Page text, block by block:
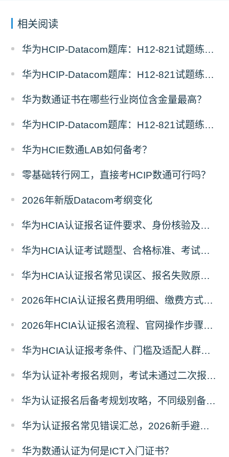
相关阅读
华为HCIP-Datacom题库：H12-821试题练习（3）
华为HCIP-Datacom题库：H12-821试题练习（2）
华为数通证书在哪些行业岗位含金量最高？
华为HCIP-Datacom题库：H12-821试题练习（1）
华为HCIE数通LAB如何备考？
零基础转行网工，直接考HCIP数通可行吗？
2026年新版Datacom考纲变化
华为HCIA认证报名证件要求、身份核验及考场入场规则
华为HCIA认证考试题型、合格标准、考试时长报名前置须知
华为HCIA认证报名常见误区、报名失败原因及解决方案汇总
2026年HCIA认证报名费用明细、缴费方式及省钱攻略
2026年HCIA认证报名流程、官网操作步骤及考场预约全指南
华为HCIA认证报考条件、门槛及适配人群全面解析
华为认证补考报名规则，考试未通过二次报考全攻略
华为认证报名后备考规划攻略，不同级别备考时长与学习方法
华为认证报名常见错误汇总，2026新手避坑指南
华为数通认证为何是ICT入门证书？